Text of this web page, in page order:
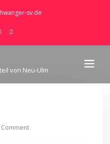
sv.de
von Neu-Ulm
Comment